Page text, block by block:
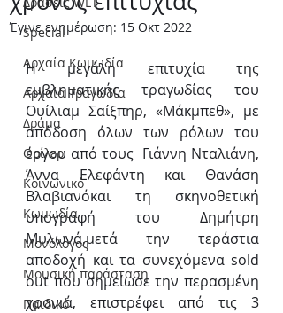
Special
Αρχαία Κωμωδία
Αρχαία Τραγωδία
Δράμα
Θρίλερ
Κοινωνικό
Κωμωδία
Μονόλογος
Μουσική παράσταση
Παιδικό
Έγινε ενημέρωση: 15 Οκτ 2022
Η μεγάλη επιτυχία της
εμβληματικής τραγωδίας του
Ουίλιαμ Σαίξπηρ, «Μάκμπεθ», με
απόδοση όλων των ρόλων του
έργου από τους  Γιάννη Νταλιάνη,
Άννα Ελεφάντη και Θανάση
Βλαβιανόκαι τη σκηνοθετική
υπογραφή του Δημήτρη
Μυλωνά,μετά την τεράστια
αποδοχή και τα συνεχόμενα sold
out που σημείωσε την περασμένη
χρονιά, επιστρέφει από τις 3